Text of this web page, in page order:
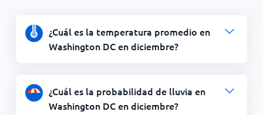
¿Cuál es la temperatura promedio en
Washington DC en diciembre?
¿Cuál es la probabilidad de lluvia en
Washington DC en diciembre?